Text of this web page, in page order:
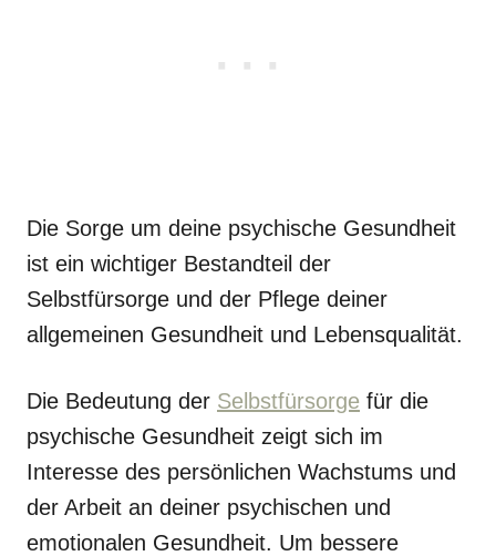
Die Sorge um deine psychische Gesundheit
ist ein wichtiger Bestandteil der
Selbstfürsorge und der Pflege deiner
allgemeinen Gesundheit und Lebensqualität.
Die Bedeutung der Selbstfürsorge für die
psychische Gesundheit zeigt sich im
Interesse des persönlichen Wachstums und
der Arbeit an deiner psychischen und
emotionalen Gesundheit. Um bessere